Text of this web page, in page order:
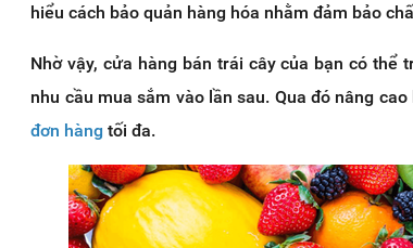
hiểu cách bảo quản hàng hóa nhằm đảm bảo
Nhờ vậy, cửa hàng bán trái cây của bạn có thể
nhu cầu mua sắm vào lần sau. Qua đó nâng
đơn hàng tối đa.